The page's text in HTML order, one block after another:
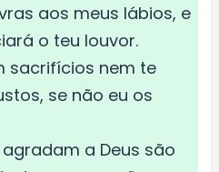
aos meus lábios, e
o teu louvor.
sacrifícios nem te
se não eu os
a Deus são